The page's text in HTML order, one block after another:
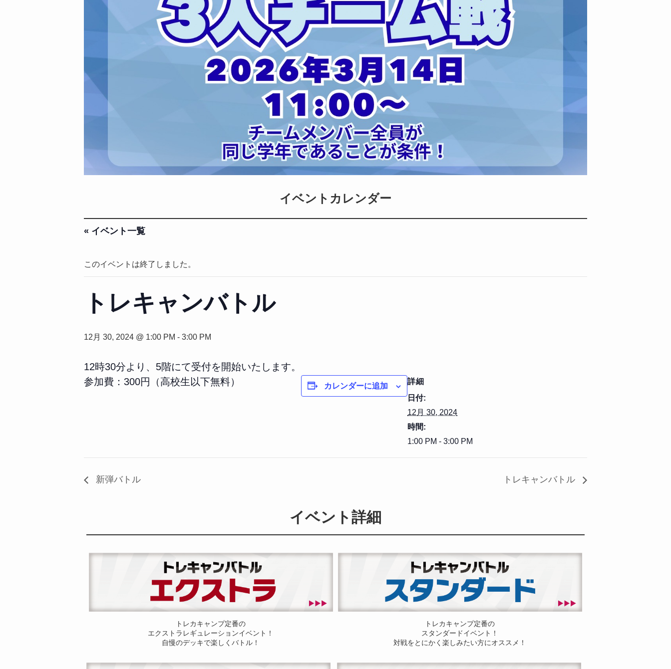
イベントカレンダー
« イベント一覧
このイベントは終了しました。
トレキャンバトル
12月 30, 2024 @ 1:00 PM - 3:00 PM
12時30分より、5階にて受付を開始いたします。
参加費：300円（高校生以下無料）
カレンダーに追加
詳細
日付:
12月 30, 2024
時間:
1:00 PM - 3:00 PM
新弾バトル トレキャンバトル
イベント詳細
トレカキャンプ定番の
エクストラレギュレーションイベント！
自慢のデッキで楽しくバトル！
トレカキャンプ定番の
スタンダードイベント！
対戦をとにかく楽しみたい方にオススメ！